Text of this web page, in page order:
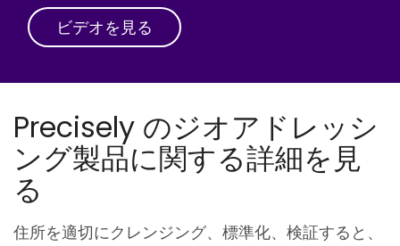
ビデオを見る
Precisely のジオアドレッシ
ング製品に関する詳細を見
る
住所を適切にクレンジング、標準化、検証すると、